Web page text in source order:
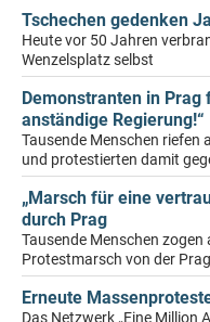
Tschechen gedenken
Heute vor 50 Jahren
Wenzelsplatz selbst
Demonstranten in Prag
anständige Regierung!“
Tausende Menschen riefen
und protestierten damit
„Marsch für eine
durch Prag
Tausende Menschen
Protestmarsch von der
Erneute
Das Netzwerk „Eine Million